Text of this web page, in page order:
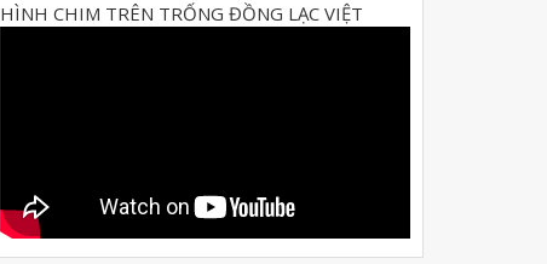
HÌNH CHIM TRÊN TRỐNG ĐỒNG LẠC VIỆT